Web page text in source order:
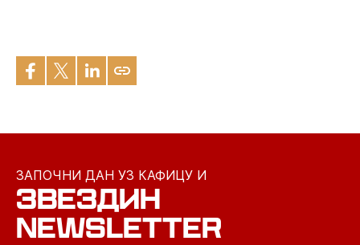
ЗАПОЧНИ ДАН УЗ КАФИЦУ И
ЗВЕЗДИН
NEWSLETTER